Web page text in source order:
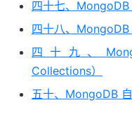
四十七、
四十八、
四十九、
Collections）
五十、MongoDB